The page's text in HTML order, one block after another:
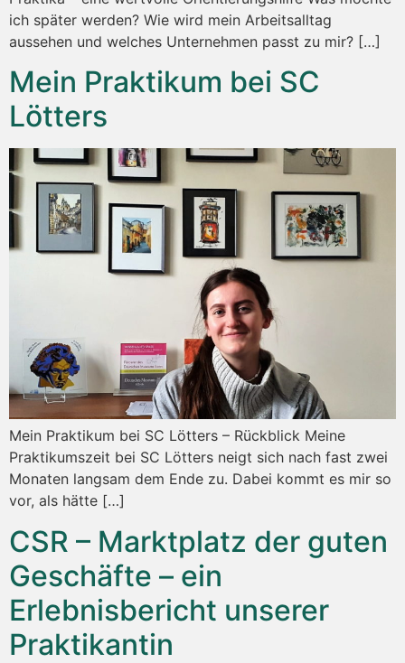
ich später werden? Wie wird mein Arbeitsalltag
aussehen und welches Unternehmen passt zu mir? […]
Mein Praktikum bei SC
Lötters
Mein Praktikum bei SC Lötters – Rückblick Meine
Praktikumszeit bei SC Lötters neigt sich nach fast zwei
Monaten langsam dem Ende zu. Dabei kommt es mir so
vor, als hätte […]
CSR – Marktplatz der guten
Geschäfte – ein
Erlebnisbericht unserer
Praktikantin